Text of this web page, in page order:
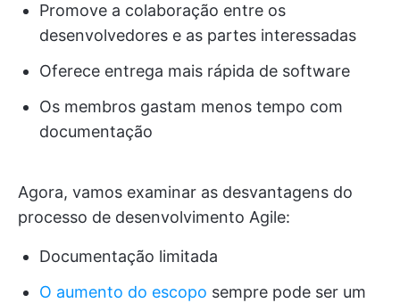
Promove a colaboração entre os
desenvolvedores e as partes interessadas
Oferece entrega mais rápida de software
Os membros gastam menos tempo com
documentação
Agora, vamos examinar as desvantagens do
processo de desenvolvimento Agile:
Documentação limitada
O aumento do escopo sempre pode ser um